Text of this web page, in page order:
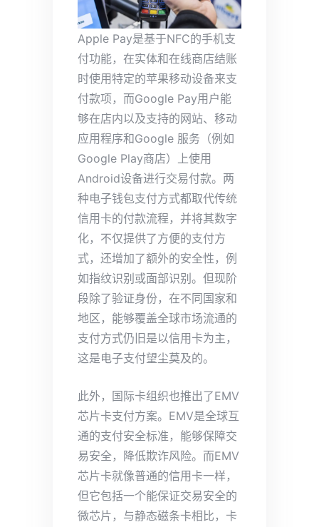
Apple Pay是基于NFC的手机支
付功能，在实体和在线商店结账
时使用特定的苹果移动设备来支
付款项，而Google Pay用户能
够在店内以及支持的网站、移动
应用程序和Google 服务（例如
Google Play商店）上使用
Android设备进行交易付款。两
种电子钱包支付方式都取代传统
信用卡的付款流程，并将其数字
化，不仅提供了方便的支付方
式，还增加了额外的安全性，例
如指纹识别或面部识别。但现阶
段除了验证身份，在不同国家和
地区，能够覆盖全球市场流通的
支付方式仍旧是以信用卡为主，
这是电子支付望尘莫及的。
此外，国际卡组织也推出了EMV
芯片卡支付方案。EMV是全球互
通的支付安全标准，能够保障交
易安全，降低欺诈风险。而EMV
芯片卡就像普通的信用卡一样，
但它包括一个能保证交易安全的
微芯片，与静态磁条卡相比，卡